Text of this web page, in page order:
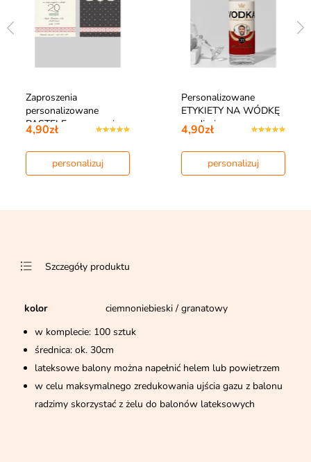
Zaproszenia
personalizowane
PASTELE zaproszenia
na…
4,90zł
personalizuj
Personalizowane
ETYKIETY NA WÓDKĘ
ze zdjęciem
4,90zł
personalizuj
Szczegóły produktu
kolor
ciemnoniebieski / granatowy
w komplecie: 100 sztuk
średnica: ok. 30cm
lateksowe balony można napełnić helem lub powietrzem
w celu maksymalnego zredukowania ujścia gazu z balonu
radzimy skorzystać z żelu do balonów lateksowych